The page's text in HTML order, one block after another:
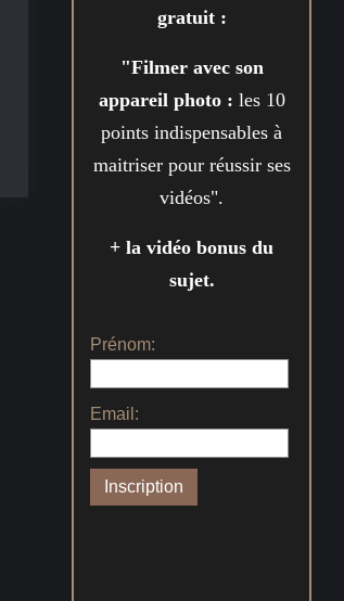
gratuit :
"Filmer avec son
appareil photo : les 10
points indispensables à
maitriser pour réussir ses
vidéos".
+ la vidéo bonus du
sujet.
Prénom:
Email: